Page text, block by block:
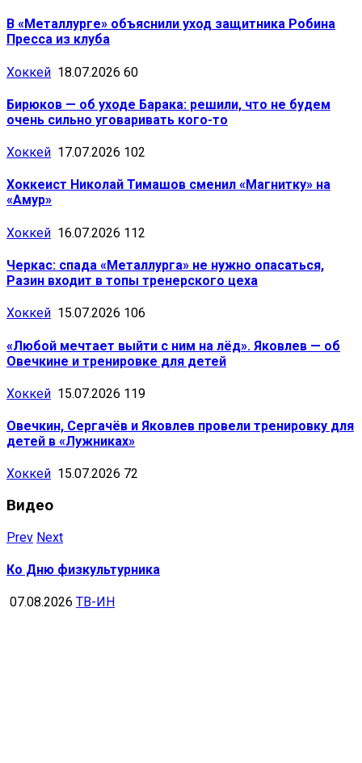
В «Металлурге» объяснили уход защитника Робина
Пресса из клуба
Хоккей 18.07.2026 60
Бирюков — об уходе Барака: решили, что не будем
очень сильно уговаривать кого-то
Хоккей 17.07.2026 102
Хоккеист Николай Тимашов сменил «Магнитку» на
«Амур»
Хоккей 16.07.2026 112
Черкас: спада «Металлурга» не нужно опасаться,
Разин входит в топы тренерского цеха
Хоккей 15.07.2026 106
«Любой мечтает выйти с ним на лёд». Яковлев — об
Овечкине и тренировке для детей
Хоккей 15.07.2026 119
Овечкин, Сергачёв и Яковлев провели тренировку для
детей в «Лужниках»
Хоккей 15.07.2026 72
Видео
Prev Next
Ко Дню физкультурника
07.08.2026 ТВ-ИН